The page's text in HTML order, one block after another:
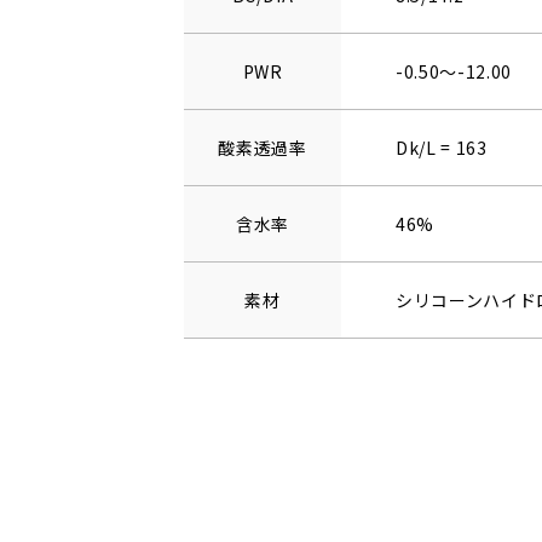
PWR -0.50～-12.00
酸素透過率 Dk/L = 163
含水率 46%
素材 シリコーンハイド